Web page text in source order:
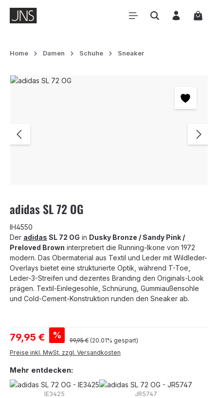
Zum Hauptinhalt springen
Home Damen Schuhe Sneaker
Bildergalerie überspringen
adidas SL 72 OG
IH4550
Der adidas SL 72 OG in Dusky Bronze / Sandy Pink /
Preloved Brown interpretiert die Running-Ikone von 1972
modern. Das Obermaterial aus Textil und Leder mit Wildleder-
Overlays bietet eine strukturierte Optik, während T-Toe,
Leder-3-Streifen und dezentes Branding den Originals-Look
prägen. Textil-Einlegesohle, Schnürung, Gummiaußensohle
und Cold-Cement-Konstruktion runden den Sneaker ab.
Verkaufspreis:
79,95 € % Regulärer Preis:
99,95 € (20.01% gespart)
Preise inkl. MwSt. zzgl. Versandkosten
Mehr entdecken:
IE3425 JR5747